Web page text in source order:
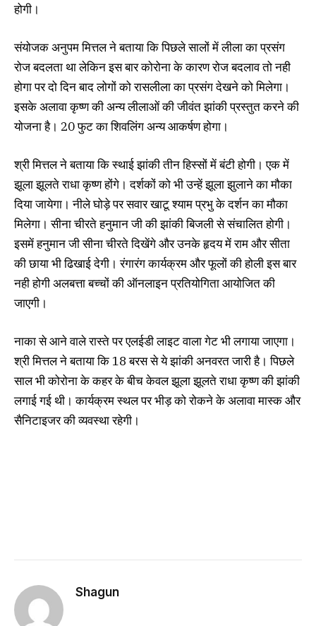
होगी।
संयोजक अनुपम मित्तल ने बताया कि पिछले सालों में लीला का प्रसंग
रोज बदलता था लेकिन इस बार कोरोना के कारण रोज बदलाव तो नही
होगा पर दो दिन बाद लोगों को रासलीला का प्रसंग देखने को मिलेगा।
इसके अलावा कृष्ण की अन्य लीलाओं की जीवंत झांकी प्रस्तुत करने की
योजना है। 20 फुट का शिवलिंग अन्य आकर्षण होगा।
श्री मित्तल ने बताया कि स्थाई झांकी तीन हिस्सों में बंटी होगी। एक में
झूला झूलते राधा कृष्ण होंगे। दर्शकों को भी उन्हें झूला झुलाने का मौका
दिया जायेगा। नीले घोड़े पर सवार खाटू श्याम प्रभु के दर्शन का मौका
मिलेगा। सीना चीरते हनुमान जी की झांकी बिजली से संचालित होगी।
इसमें हनुमान जी सीना चीरते दिखेंगे और उनके हृदय में राम और सीता
की छाया भी ढिखाई देगी। रंगारंग कार्यक्रम और फूलों की होली इस बार
नही होगी अलबत्ता बच्चों की ऑनलाइन प्रतियोगिता आयोजित की
जाएगी।
नाका से आने वाले रास्ते पर एलईडी लाइट वाला गेट भी लगाया जाएगा।
श्री मित्तल ने बताया कि 18 बरस से ये झांकी अनवरत जारी है। पिछले
साल भी कोरोना के कहर के बीच केवल झूला झूलते राधा कृष्ण की झांकी
लगाई गई थी। कार्यक्रम स्थल पर भीड़ को रोकने के अलावा मास्क और
सैनिटाइजर की व्यवस्था रहेगी।
Shagun